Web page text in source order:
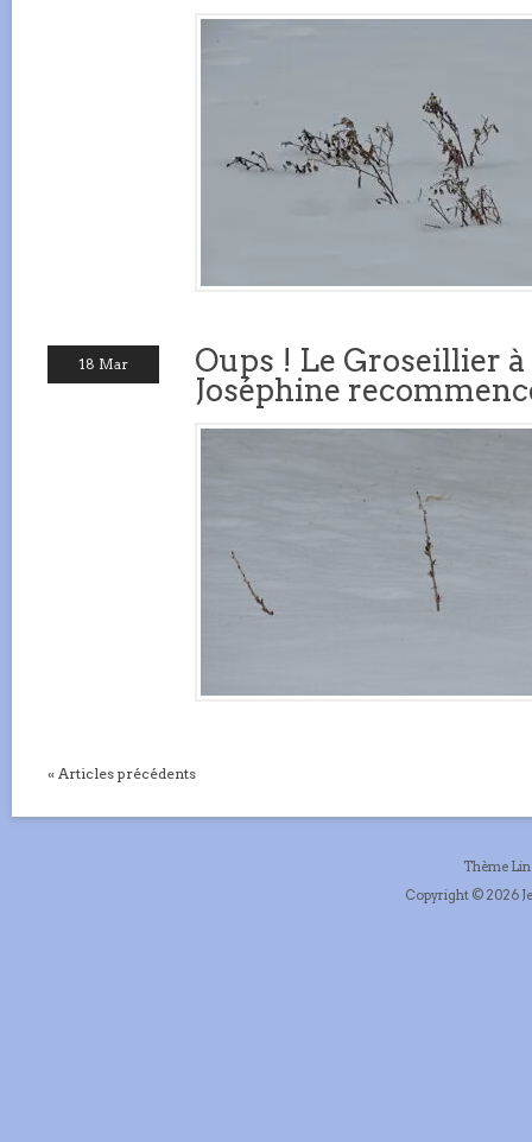
18 Mar
Oups ! Le Groseillier
Joséphine
« Articles précédents
Thème
Copyright © 2026